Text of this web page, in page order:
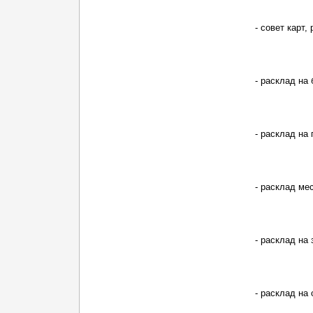
- совет карт,
- расклад на
- расклад на
- расклад
- расклад на
- расклад на